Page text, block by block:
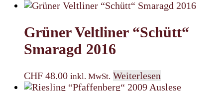
Grüner Veltliner “Schütt“
Smaragd 2016
CHF 48.00 inkl. MwSt. Weiterlesen